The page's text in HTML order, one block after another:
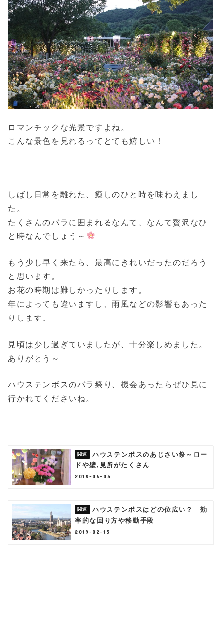
ロマンチックな光景ですよね。
こんな景色を見れるってとても嬉しい！
しばし日常を離れた、癒しのひと時を味わえまし
た。
たくさんのバラに囲まれるなんて、なんて贅沢なひ
と時なんでしょう～
もう少し早く来たら、最高にきれいだったのだろう
と思います。
お花の時期は難しかったりします。
年によっても違いますし、雨風などの影響もあった
りします。
見頃は少し過ぎていましたが、十分楽しめました。
ありがとう～
ハウステンボスのバラ祭り、機会あったらぜひ見に
行かれてくださいね。
ハウステンボスのあじさい祭～ロー
ドや壁,見所がたくさん
2018-06-05
ハウステンボスはどの位広い？ 効
率的な回り方や移動手段
2019-02-15